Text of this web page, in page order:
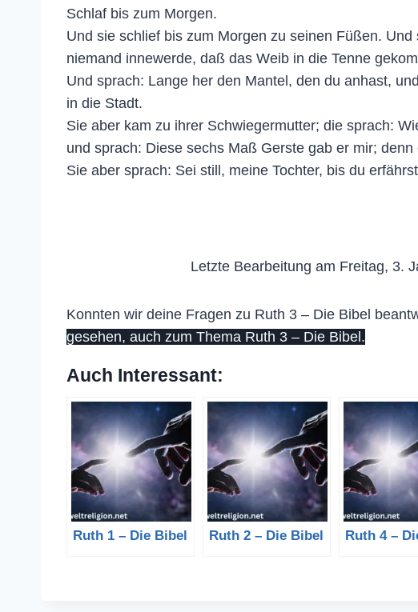
Schlaf bis zum Morgen.
Und sie schlief bis zum Morgen zu seinen Füßen.
niemand innewerde, daß das Weib in die Tenne
Und sprach: Lange her den Mantel, den du anhast,
in die Stadt.
Sie aber kam zu ihrer Schwiegermutter; die sprach:
und sprach: Diese sechs Maß Gerste gab er mir;
Sie aber sprach: Sei still, meine Tochter, bis du
Letzte Bearbeitung am Freitag, 3.
Konnten wir deine Fragen zu Ruth 3 – Die Bibel
gesehen, auch zum Thema Ruth 3 – Die Bibel.
Auch Interessant:
Ruth 1 – Die Bibel Ruth 2 – Die Bibel Ruth 4 –